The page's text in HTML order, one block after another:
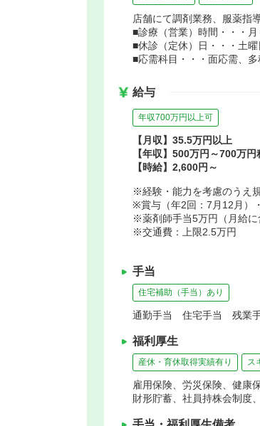
店舗にて調剤業務、服薬指
■診療（営業）時間・・・
■休診（定休）日・・・土
■応需科目・・・面応需、多
給与
年収700万円以上可
【月収】35.5万円以上
【年収】500万円～700万円
【時給】2,600円～
※経験・能力を考慮のうえ
※賞与（年2回：7月12月）
※薬剤師手当5万円（月給に
※交通費：上限2.5万円
手当
住宅補助（手当）あり
通勤手当 住宅手当 残業
福利厚生
産休・育休取得実績有り ス
雇用保険、労災保険、健康
財形貯蓄、社員持株会制度